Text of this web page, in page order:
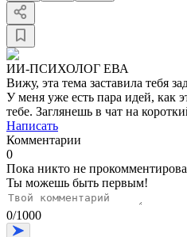
ИИ-ПСИХОЛОГ ЕВА
Вижу, эта тема заставила тебя
У меня уже есть пара идей, как
тебе. Заглянешь в чат на
Написать
Комментарии
0
Пока никто не
Ты можешь быть первым!
0/1000